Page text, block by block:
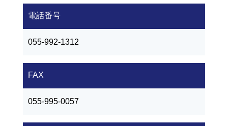
電話番号
055-992-1312
FAX
055-995-0057